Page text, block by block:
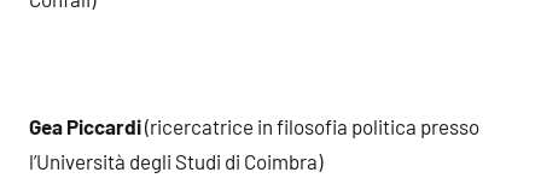
Gea Piccardi(ricercatrice in filosofia politica presso
l’Università degli Studi di Coimbra)